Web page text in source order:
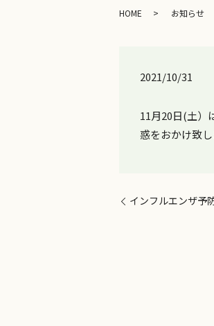
HOME お知らせ
2021/10/31
11月20日(土）
惑をおかけ致
インフルエンザ予